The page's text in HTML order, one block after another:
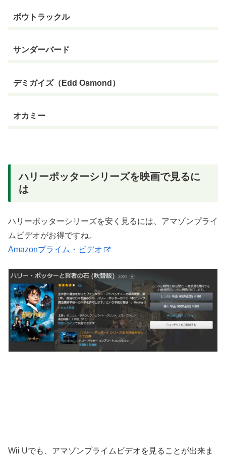
ボウトラックル
サンダーバード
デミガイズ（Edd Osmond）
オカミー
ハリーポッターシリーズを映画で見るに
は
ハリーポッターシリーズを安く見るには、アマゾンプライ
ムビデオがお得ですね。
Amazonプライム・ビデオ
Wii Uでも、アマゾンプライムビデオを見ることが出来ま